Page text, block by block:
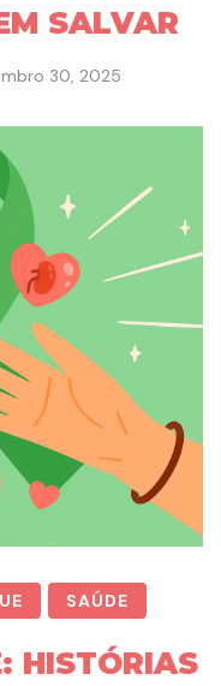
SALVAR
30, 2025
SAÚDE
HISTÓRIAS